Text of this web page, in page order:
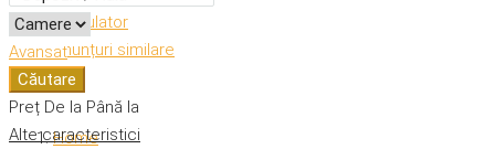
Avansat
Căutare
Preț De la Până la
Alte caracteristici
Calculator
Anunțuri similare
Home